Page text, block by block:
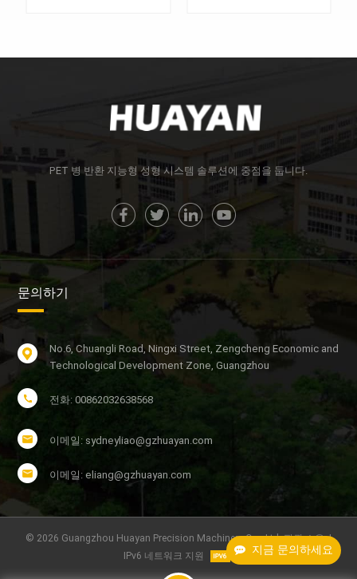
지금 문의하세요
더 알아보기
PET 병 반환 지능형 성형 시스템 솔루션에 중점을 둡니다.
문의하기
No.6, Chuangli Road, Ningxi Street, Zengcheng Economic and
Technological Development Zone, Guangzhou
전화: 00862032638568
이메일: sydneyliao@gzhuayan.com
이메일: eliang@gzhuayan.com
© 2026 Guangzhou Huayan Precision Machinery Co., Ltd. 판권 소유. |
IPv6 네트워크 지원